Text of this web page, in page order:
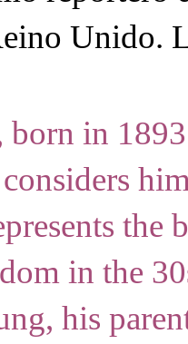
Unido.
in
in the
his